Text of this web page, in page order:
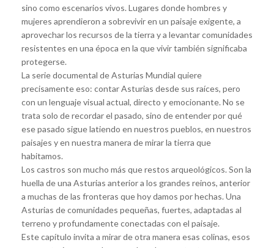
sino como escenarios vivos. Lugares donde hombres y
mujeres aprendieron a sobrevivir en un paisaje exigente, a
aprovechar los recursos de la tierra y a levantar comunidades
resistentes en una época en la que vivir también significaba
protegerse.
La serie documental de Asturias Mundial quiere
precisamente eso: contar Asturias desde sus raíces, pero
con un lenguaje visual actual, directo y emocionante. No se
trata solo de recordar el pasado, sino de entender por qué
ese pasado sigue latiendo en nuestros pueblos, en nuestros
paisajes y en nuestra manera de mirar la tierra que
habitamos.
Los castros son mucho más que restos arqueológicos. Son la
huella de una Asturias anterior a los grandes reinos, anterior
a muchas de las fronteras que hoy damos por hechas. Una
Asturias de comunidades pequeñas, fuertes, adaptadas al
terreno y profundamente conectadas con el paisaje.
Este capítulo invita a mirar de otra manera esas colinas, esos